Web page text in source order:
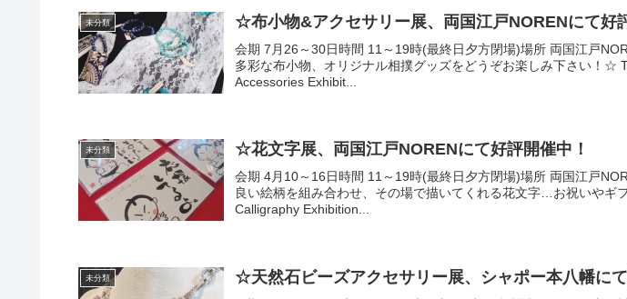
未分類 ☆布小物&アクセサリー展、両国江戸NORENにて好
会期 7月26～30日時間 11～19時(最終日夕方閉場)場所 両国江戸
多彩な布小物、オリジナル相撲グッズをどうぞお楽しみ下さい！☆
Accessories Exhibit...
未分類 ☆花文字展、両国江戸NORENにて好評開催中！
会期 4月10～16日時間 11～19時(最終日夕方閉場)場所 両国江戸
良い絵柄を組み合わせ、その場で描いてくれる花文字…お祝いやギ
Calligraphy Exhibition...
未分類 ☆天然石ビーズアクセサリー展、シャポー本八幡にて